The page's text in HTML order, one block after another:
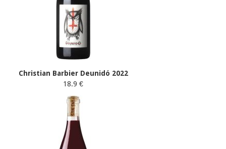
Christian Barbier Deunidó 2022
18.9 €